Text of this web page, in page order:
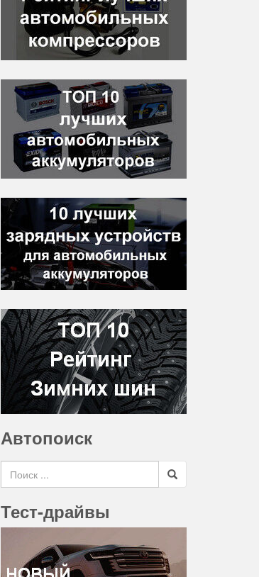
Автопоиск
Search for
Тест-драйвы